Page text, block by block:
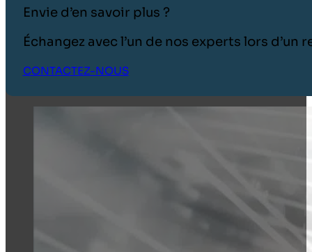
Envie d’en savoir plus ?
Échangez avec l’un de nos experts lors
CONTACTEZ-NOUS